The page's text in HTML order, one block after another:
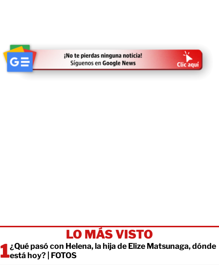
LO MÁS VISTO
¿Qué pasó con Helena, la hija de Elize Matsunaga, dónde
está hoy? | FOTOS